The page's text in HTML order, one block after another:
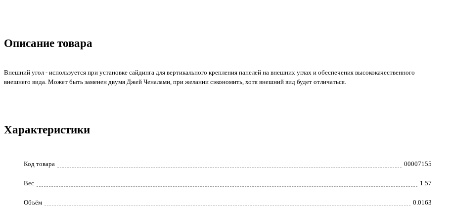
Описание товара
Внешний угол - используется при установке сайдинга для вертикального крепления панелей на внешних углах и обеспечения высококачественного
внешнего вида. Может быть заменен двумя Джей Ченалами, при желании сэкономить, хотя внешний вид будет отличаться.
Характеристики
Код товара 00007155
Вес 1.57
Объём 0.0163